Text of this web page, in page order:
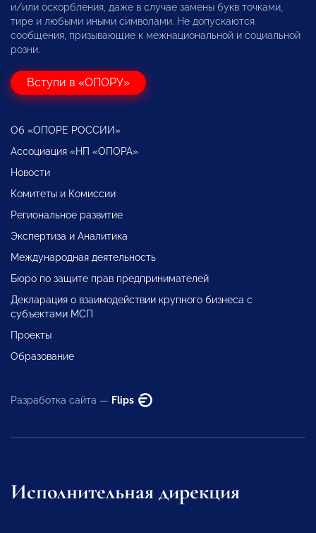
и/или оскорбления, даже в случае замены букв точками,
тире и любыми иными символами. Не допускаются
сообщения, призывающие к межнациональной и социальной
розни.
Вступи в «ОПОРУ»
Об «ОПОРЕ РОССИИ»
Ассоциация «НП «ОПОРА»
Новости
Комитеты и Комиссии
Региональное развитие
Экспертиза и Аналитика
Международная деятельность
Бюро по защите прав предпринимателей
Декларация о взаимодействии крупного бизнеса с
субъектами МСП
Проекты
Образование
Разработка сайта — Flips
Исполнительная дирекция